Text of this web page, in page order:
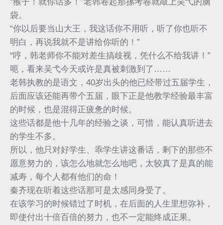
袋。
“你以后要当山大王，我这话你不用听，听了你也听不
明白，再说我就不是讲给你听的！”
“哼，韩老师你不能对差生搞歧视，凭什么不给我讲！”
呃，看来吴弋今天或许是真被刺激到了……
老韩执教的是语文，40岁出头的他已经带过五届学生，
后面应该还能再带个五届，眼下正是他教学经验最丰富
的时候，也是混得正疲惫的时候。
这些话都是他十几年的经验之谈，可惜，能认真听进去
的学生不多。
所以，他只对好学生、乖学生讲这番话，剩下的那些不
愿意努力的，该怎么地就怎么地吧，太较真了是真的能
减寿，每个人都有他们的命！
秦齐现在听着这些话那可是太感同身受了。
在该学习的时候错过了时机，在后面的人生里想弥补，
即使付出十倍百倍的努力，也不一定能终成正果。